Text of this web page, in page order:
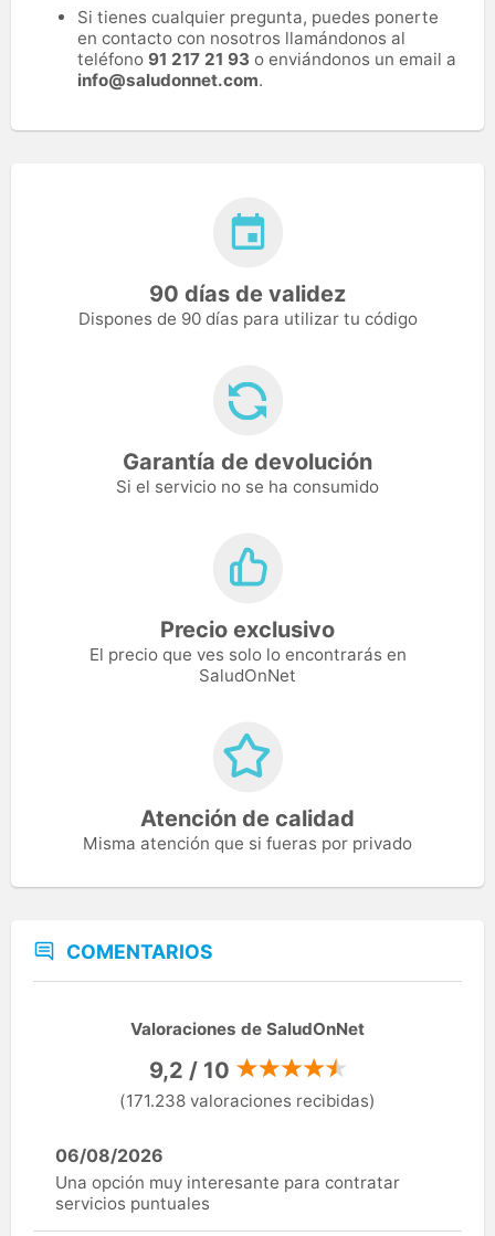
Si tienes cualquier pregunta, puedes ponerte
en contacto con nosotros llamándonos al
teléfono 91 217 21 93 o enviándonos un email a
info@saludonnet.com.
90 días de validez
Dispones de 90 días para utilizar tu código
Garantía de devolución
Si el servicio no se ha consumido
Precio exclusivo
El precio que ves solo lo encontrarás en
SaludOnNet
Atención de calidad
Misma atención que si fueras por privado
COMENTARIOS
Valoraciones de SaludOnNet
9,2 / 10
(171.238 valoraciones recibidas)
06/08/2026
Una opción muy interesante para contratar
servicios puntuales